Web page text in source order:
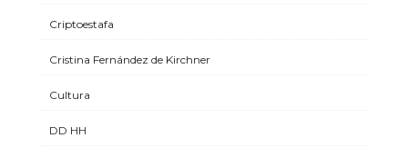
Criptoestafa
Cristina Fernández de Kirchner
Cultura
DD HH